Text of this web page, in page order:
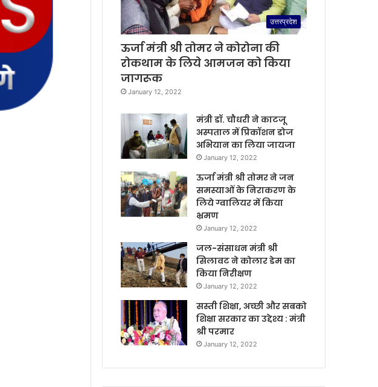
उत्तरप्रदेश
ऊर्जा मंत्री श्री तोमर ने कोरोना की
रोकथाम के लिये आमजन को किया
जागरूक
January 12, 2022
मंत्री डॉ. चौधरी ने काटजू
अस्पताल में प्रिकॉशन डोज
अभियान का लिया जायजा
January 12, 2022
ऊर्जा मंत्री श्री तोमर ने जन
समस्याओं के निराकरण के
लिये ग्वालियर में किया
भ्रमण
January 12, 2022
जल-संसाधन मंत्री श्री
सिलावट ने कोलार डेम का
किया निरीक्षण
January 12, 2022
सस्ती शिक्षा, अच्छी और सबको
शिक्षा सरकार का उद्देश्य : मंत्री
श्री परमार
January 12, 2022